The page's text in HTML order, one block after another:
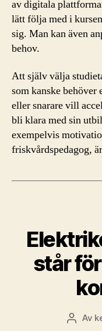
av digitala
lätt följa med i
sig. Man kan även
behov.
Att själv välja
som kanske
eller snarare vill
bli klara med sin
exempelvis
friskvårdspedagog,
står
Av